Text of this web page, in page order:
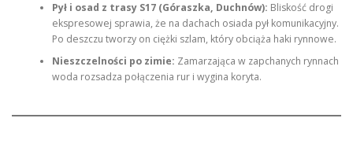
Pył i osad z trasy S17 (Góraszka, Duchnów): Bliskość drogi
ekspresowej sprawia, że na dachach osiada pył komunikacyjny.
Po deszczu tworzy on ciężki szlam, który obciąża haki rynnowe.
Nieszczelności po zimie: Zamarzająca w zapchanych rynnach
woda rozsadza połączenia rur i wygina koryta.